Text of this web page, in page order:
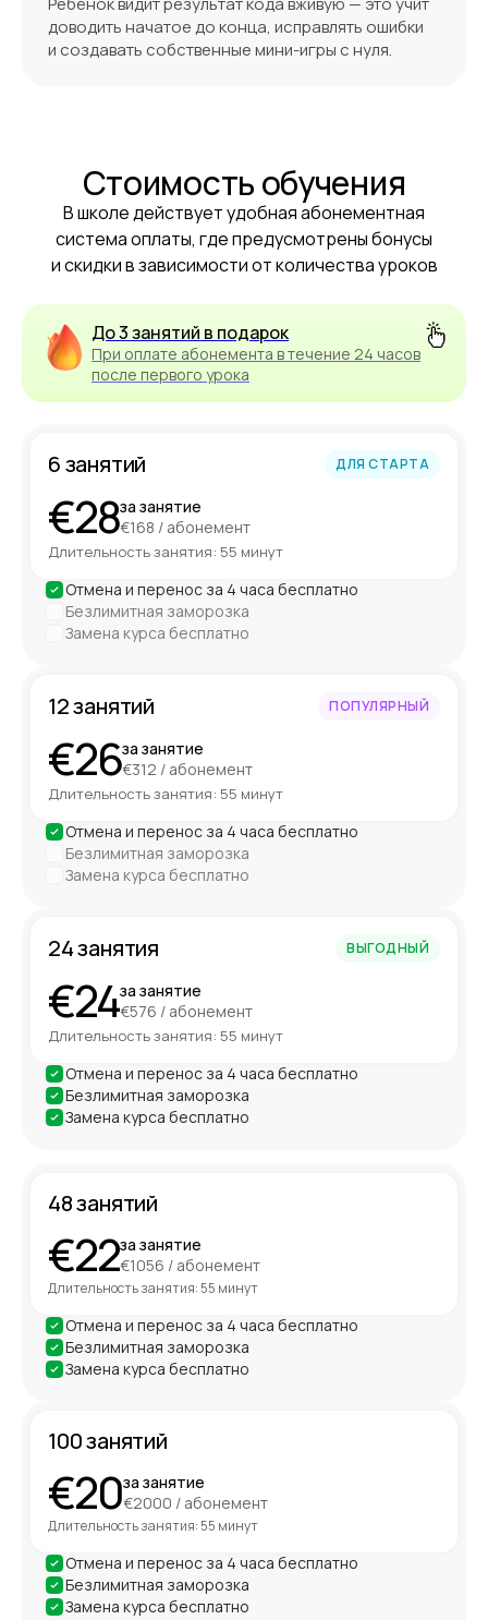
доводить начатое до конца, исправлять ошибки
и создавать собственные мини-игры с нуля.
Стоимость обучения
В школе действует удобная абонементная
система оплаты, где предусмотрены бонусы
и скидки в зависимости от количества уроков
До 3 занятий в подарок
При оплате абонемента в течение 24 часов
после первого урока
6 занятий ДЛЯ СТАРТА
€28за занятие
€168 / абонемент
Длительность занятия: 55 минут
Отмена и перенос за 4 часа бесплатно
Безлимитная заморозка
Замена курса бесплатно
12 занятий ПОПУЛЯРНЫЙ
€26за занятие
€312 / абонемент
Длительность занятия: 55 минут
Отмена и перенос за 4 часа бесплатно
Безлимитная заморозка
Замена курса бесплатно
24 занятия ВЫГОДНЫЙ
€24за занятие
€576 / абонемент
Длительность занятия: 55 минут
Отмена и перенос за 4 часа бесплатно
Безлимитная заморозка
Замена курса бесплатно
48 занятий
€22за занятие
€1056 / абонемент
Длительность занятия: 55 минут
Отмена и перенос за 4 часа бесплатно
Безлимитная заморозка
Замена курса бесплатно
100 занятий
€20за занятие
€2000 / абонемент
Длительность занятия: 55 минут
Отмена и перенос за 4 часа бесплатно
Безлимитная заморозка
Замена курса бесплатно